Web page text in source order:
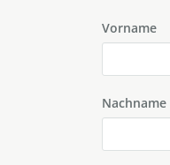
Vorname
Nachname